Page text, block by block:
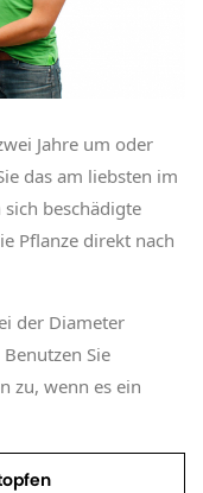
Jahre um oder
das am liebsten im
beschädigte
Pflanze direkt nach
der Diameter
Sie
zu, wenn es ein